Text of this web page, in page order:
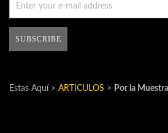
Estas Aquí > ARTICULOS > Por la